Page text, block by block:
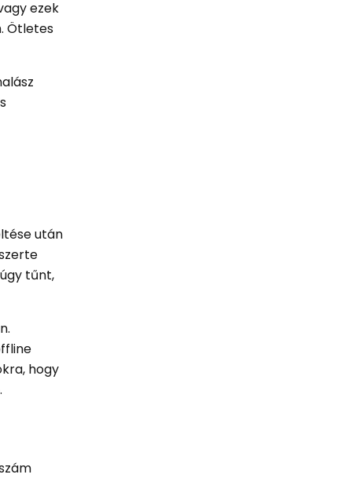
ezek
Ötletes
után
tűnt,
hogy